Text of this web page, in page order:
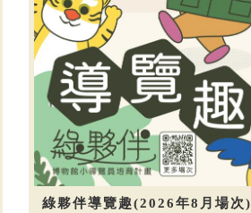
綠夥伴導覽趣(2026年8月場次)